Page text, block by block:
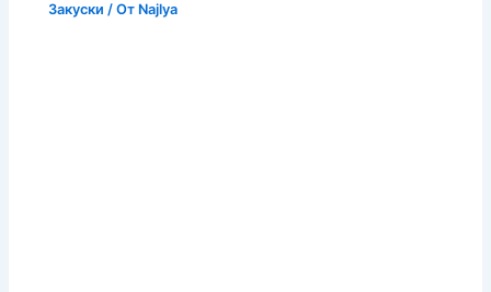
Закуски / От Najlya